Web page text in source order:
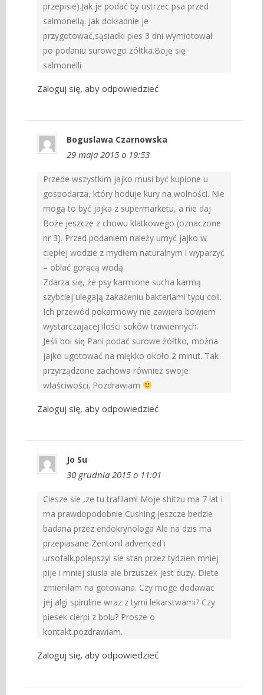
przepisie).Jak je podać by ustrzec psa przed
salmonellą. Jak dokładnie je
przygotować,sąsiadki pies 3 dni wymiotował
po podaniu surowego żółtka.Boję się
salmonelli
Zaloguj się, aby odpowiedzieć
Boguslawa Czarnowska
29 maja 2015 o 19:53
Przede wszystkim jajko musi być kupione u
gospodarza, który hoduje kury na wolności. Nie
mogą to być jajka z supermarketu, a nie daj
Boże jeszcze z chowu klatkowego (oznaczone
nr 3). Przed podaniem należy umyć jajko w
ciepłej wodzie z mydłem naturalnym i wyparzyć
– oblać gorącą wodą.
Zdarza się, że psy karmione sucha karmą
szybciej ulegają zakażeniu bakteriami typu coli.
Ich przewód pokarmowy nie zawiera bowiem
wystarczającej ilości soków trawiennych.
Jeśli boi się Pani podać surowe żółtko, można
jajko ugotować na miękko około 2 minut. Tak
przyrządzone zachowa również swoje
właściwości. Pozdrawiam
Zaloguj się, aby odpowiedzieć
Jo Su
30 grudnia 2015 o 11:01
Ciesze sie ,ze tu trafilam! Moje shitzu ma 7 lat i
ma prawdopodobnie Cushing jeszcze bedzie
badana przez endokrynologa Ale na dzis ma
przepiasane Zentonil advenced i
ursofalk.polepszyl sie stan przez tydzien mniej
pije i mniej siusia ale brzuszek jest duzy. Diete
zmienilam na gotowana. Czy moge dodawac
jej algi spiruline wraz z tymi lekarstwami? Czy
piesek cierpi z bolu? Prosze o
kontakt.pozdrawiam.
Zaloguj się, aby odpowiedzieć